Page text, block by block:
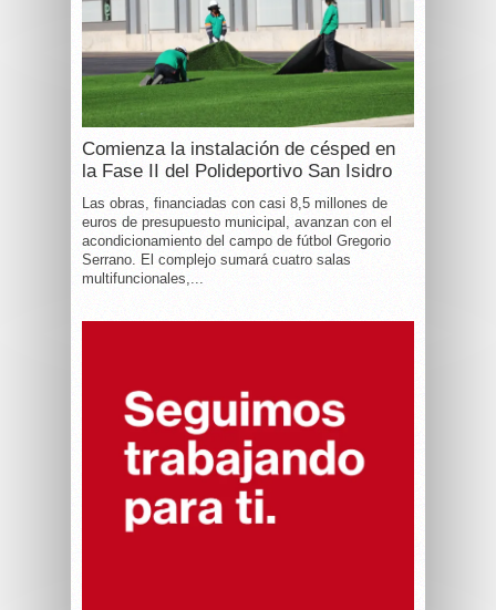
Comienza la instalación de césped en
la Fase II del Polideportivo San Isidro
Las obras, financiadas con casi 8,5 millones de
euros de presupuesto municipal, avanzan con el
acondicionamiento del campo de fútbol Gregorio
Serrano. El complejo sumará cuatro salas
multifuncionales,...